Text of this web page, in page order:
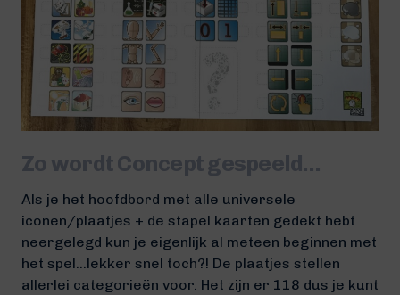
Zo wordt Concept gespeeld…
Als je het hoofdbord met alle universele
iconen/plaatjes + de stapel kaarten gedekt hebt
neergelegd kun je eigenlijk al meteen beginnen met
het spel…lekker snel toch?! De plaatjes stellen
allerlei categorieën voor. Het zijn er 118 dus je kunt